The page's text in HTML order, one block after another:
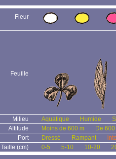
Fleur
Feuille
Milieu Aquatique Humide
Altitude
Moins de 600 m De
Port
Dressé Rampant
Taille (cm)
0-5 5-10 10-20